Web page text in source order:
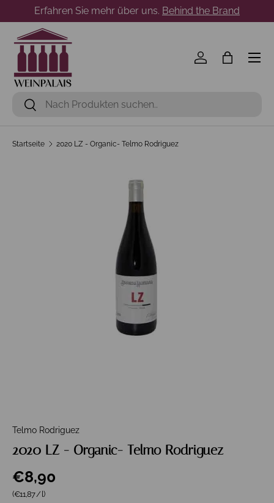
Direkt zum Inhalt
Erfahren Sie mehr über uns. Behind the Brand
Suchen
Suchen
Einloggen
Menü
Startseite 2020 LZ - Organic- Telmo Rodriguez
Telmo Rodriguez
2020 LZ - Organic- Telmo Rodriguez
€8,90
Grundpreis
(€11,87/l)